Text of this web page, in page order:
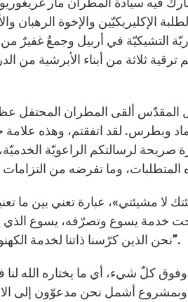
الإكليريكيّين والإخوة
التشيكيّة في أربيل وجمعٌ غفيرٌ
ثلاثة من أبناء الأبرشية من
المقدّس ألقى المطران المحتفل
وبطرس. لقد اتفقتم، وهذه علامة
صريحة لرسالتكم الراعويّة
لا مشيئتي»، عبارة تعني بين ما
خدمة يسوع وتصرّفه، يسوع الذي
نحن الذين كرّسنا ذاتنا لخدمة الكهنوت، مخاطبا: أريد فعلة يعملون بجدية في حقل الرسالة معي”.
كلّ شيء، أي ما يختاره الله لنا
وبمشروع أشمل نحن مدعوّون إلى